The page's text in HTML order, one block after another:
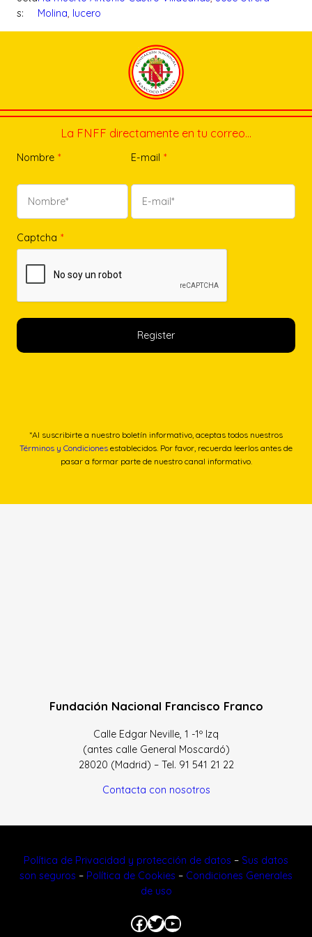
s:
Molina, lucero
La FNFF directamente en tu correo…
Nombre * E-mail *
Captcha *
*Al suscribirte a nuestro boletín informativo, aceptas todos nuestros
Términos y Condiciones establecidos. Por favor, recuerda leerlos antes de
pasar a formar parte de nuestro canal informativo.
Fundación Nacional Francisco Franco
Calle Edgar Neville, 1 -1º Izq
(antes calle General Moscardó)
28020 (Madrid) – Tel. 91 541 21 22
Contacta con nosotros
Política de Privacidad y protección de datos – Sus datos
son seguros – Política de Cookies – Condiciones Generales
de uso
Facebook
Twitter
YouTube